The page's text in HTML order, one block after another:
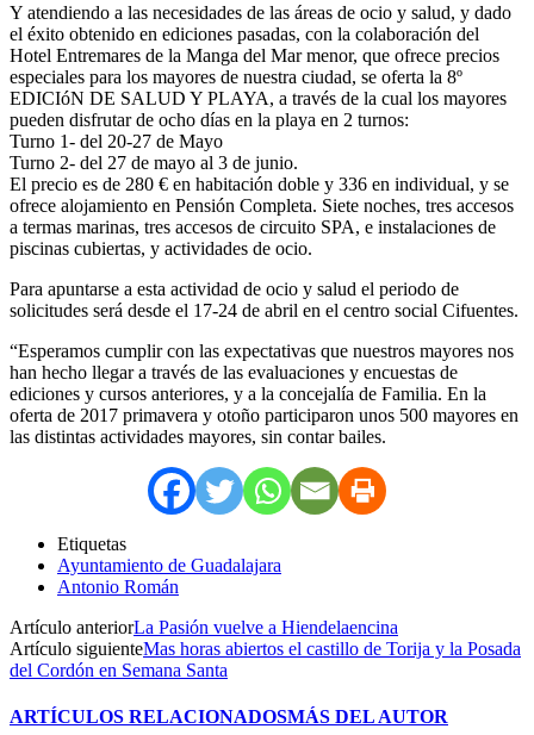
Y atendiendo a las necesidades de las áreas de ocio y salud, y dado
el éxito obtenido en ediciones pasadas, con la colaboración del
Hotel Entremares de la Manga del Mar menor, que ofrece precios
especiales para los mayores de nuestra ciudad, se oferta la 8º
EDICIóN DE SALUD Y PLAYA, a través de la cual los mayores
pueden disfrutar de ocho días en la playa en 2 turnos:
Turno 1- del 20-27 de Mayo
Turno 2- del 27 de mayo al 3 de junio.
El precio es de 280 € en habitación doble y 336 en individual, y se
ofrece alojamiento en Pensión Completa. Siete noches, tres accesos
a termas marinas, tres accesos de circuito SPA, e instalaciones de
piscinas cubiertas, y actividades de ocio.
Para apuntarse a esta actividad de ocio y salud el periodo de
solicitudes será desde el 17-24 de abril en el centro social Cifuentes.
“Esperamos cumplir con las expectativas que nuestros mayores nos
han hecho llegar a través de las evaluaciones y encuestas de
ediciones y cursos anteriores, y a la concejalía de Familia. En la
oferta de 2017 primavera y otoño participaron unos 500 mayores en
las distintas actividades mayores, sin contar bailes.
Etiquetas
Ayuntamiento de Guadalajara
Antonio Román
Artículo anteriorLa Pasión vuelve a Hiendelaencina
Artículo siguienteMas horas abiertos el castillo de Torija y la Posada
del Cordón en Semana Santa
ARTÍCULOS RELACIONADOSMÁS DEL AUTOR